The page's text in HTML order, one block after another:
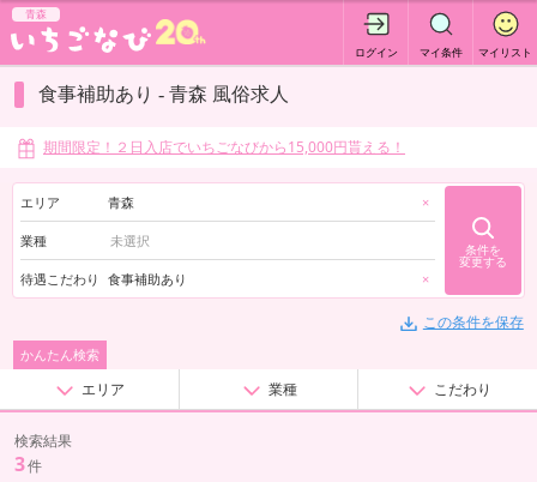
青森
ログイン マイ条件 マイリスト
食事補助あり - 青森 風俗求人
期間限定！２日入店でいちごなびから15,000円貰える！
エリア 青森 ×
業種
待遇こだわり 食事補助あり ×
条件を
変更する
この条件を保存
かんたん検索
エリア 業種 こだわり
検索結果
3件